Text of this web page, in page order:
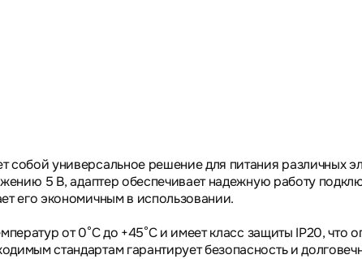
собой универсальное решение для питания различных
5 В, адаптер обеспечивает надежную работу
его экономичным в использовании.
от 0°C до +45°C и имеет класс защиты IP20, что
стандартам гарантирует безопасность и